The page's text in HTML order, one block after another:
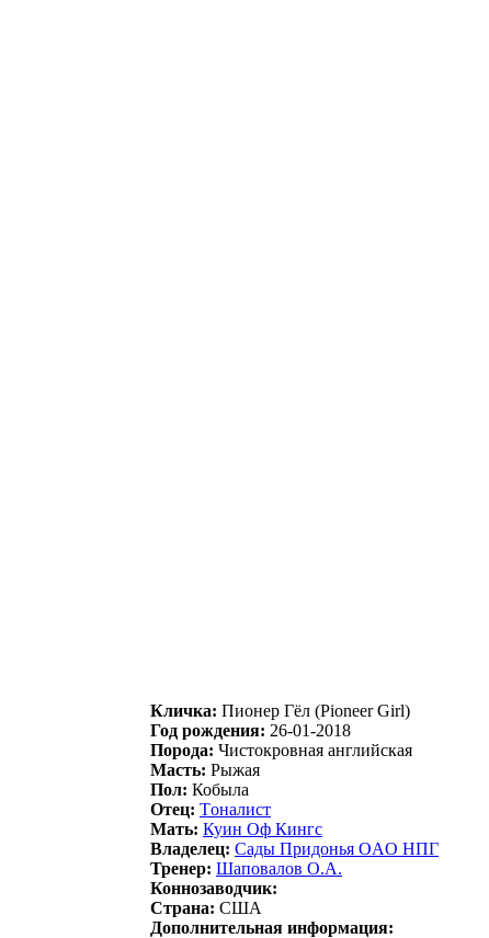
Кличка: Пиoнеp Гёл (Pioneer Girl)
Год рождения: 26-01-2018
Порода: Чистокровная английская
Масть: Рыжая
Пол: Кобыла
Отец: Тoналиcт
Мать: Куин Оф Кингc
Владелец: Caды Пpидонья ОAО HПГ
Тренер: Шапoвалoв O.А.
Коннозаводчик:
Страна: США
Дополнительная информация: